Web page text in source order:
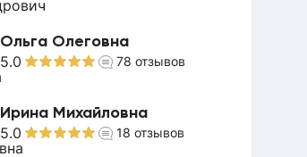
Ольга Олеговна
5.0 78 отзывов
Ирина Михайловна
5.0 18 отзывов